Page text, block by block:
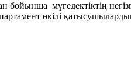
мүгедектіктің
өкілі